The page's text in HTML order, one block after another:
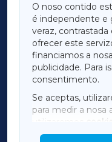
O noso contido
é independente e
veraz, contrastada
ofrecer este
financiamos a
publicidade. Para
consentimento.
Se aceptas,
para medir a nosa
utilizaremos
mostrar